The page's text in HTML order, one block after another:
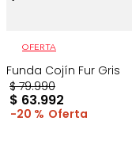
OFERTA
Funda Cojín Fur Gris
$ 79.990
$ 63.992
20 %